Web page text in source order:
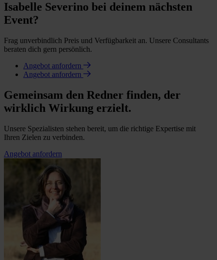
Isabelle Severino bei deinem nächsten
Event?
Frag unverbindlich Preis und Verfügbarkeit an. Unsere Consultants
beraten dich gern persönlich.
Angebot anfordern
Angebot anfordern
Gemeinsam den Redner finden, der
wirklich Wirkung erzielt.
Unsere Spezialisten stehen bereit, um die richtige Expertise mit
Ihren Zielen zu verbinden.
Angebot anfordern